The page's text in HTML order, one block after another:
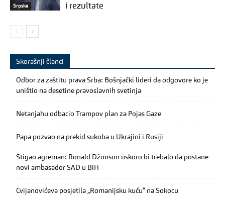
Srpska
i rezultate
Skorašnji članci
Odbor za zaštitu prava Srba: Bošnjački lideri da odgovore ko je
uništio na desetine pravoslavnih svetinja
Netanjahu odbacio Trampov plan za Pojas Gaze
Papa pozvao na prekid sukoba u Ukrajini i Rusiji
Stigao agreman: Ronald Džonson uskoro bi trebalo da postane
novi ambasador SAD u BiH
Cvijanovićeva posjetila „Romanijsku kuću“ na Sokocu